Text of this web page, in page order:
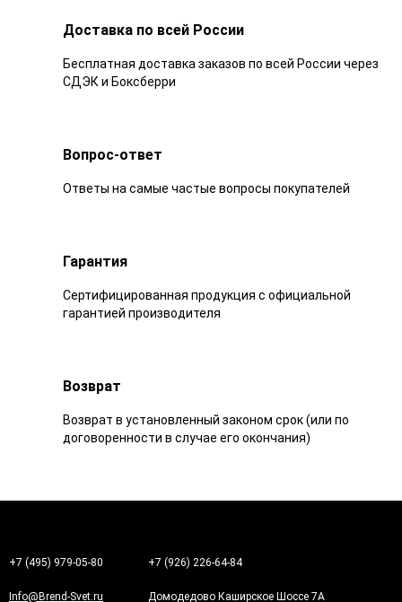
Доставка по всей России
Бесплатная доставка заказов по всей России через
СДЭК и Боксберри
Вопрос-ответ
Ответы на самые частые вопросы покупателей
Гарантия
Сертифицированная продукция с официальной
гарантией производителя
Возврат
Возврат в установленный законом срок (или по
договоренности в случае его окончания)
+7 (495) 979-05-80 +7 (926) 226-64-84
Info@Brend-Svet.ru Домодедово Каширское Шоссе 7А